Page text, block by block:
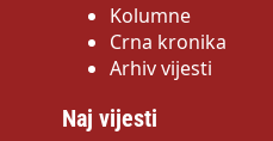
Kolumne
Crna kronika
Arhiv vijesti
Naj vijesti